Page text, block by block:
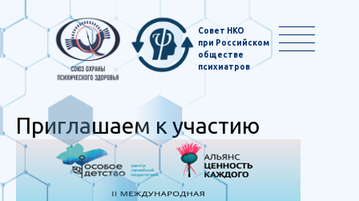
Совет НКО
при Российском
обществе
психиатров
Приглашаем к участию